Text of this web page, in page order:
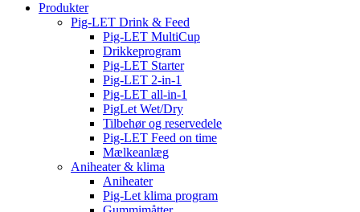
Produkter
Pig-LET Drink & Feed
Pig-LET MultiCup
Drikkeprogram
Pig-LET Starter
Pig-LET 2-in-1
Pig-LET all-in-1
PigLet Wet/Dry
Tilbehør og reservedele
Pig-LET Feed on time
Mælkeanlæg
Aniheater & klima
Aniheater
Pig-Let klima program